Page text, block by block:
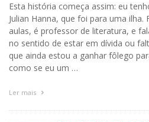
Esta história começa assim: eu
Julian Hanna, que foi para uma ilha.
aulas, é professor de literatura, e
no sentido de estar em dívida ou
que ainda estou a ganhar fôlego
como se eu um …
Ler mais